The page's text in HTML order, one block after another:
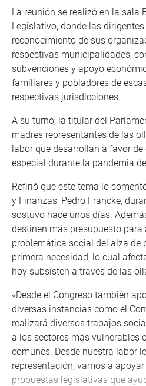
La reunión se realizó en la sala
Legislativo, donde las
reconocimiento de sus
respectivas municipalidades,
subvenciones y apoyo
familiares y pobladores de
respectivas jurisdicciones.
A su turno, la titular del
madres representantes de las
labor que desarrollan a favor
especial durante la pandemia
Refirió que este tema lo
y Finanzas, Pedro Francke,
sostuvo hace unos días.
destinen más presupuesto para
problemática social del alza de
primera necesidad, lo cual
hoy subsisten a través de las
«Desde el Congreso también
diversas instancias como el
realizará diversos trabajos
a los sectores más vulnerables
comunes. Desde nuestra labor
representación, vamos a
propuestas legislativas que